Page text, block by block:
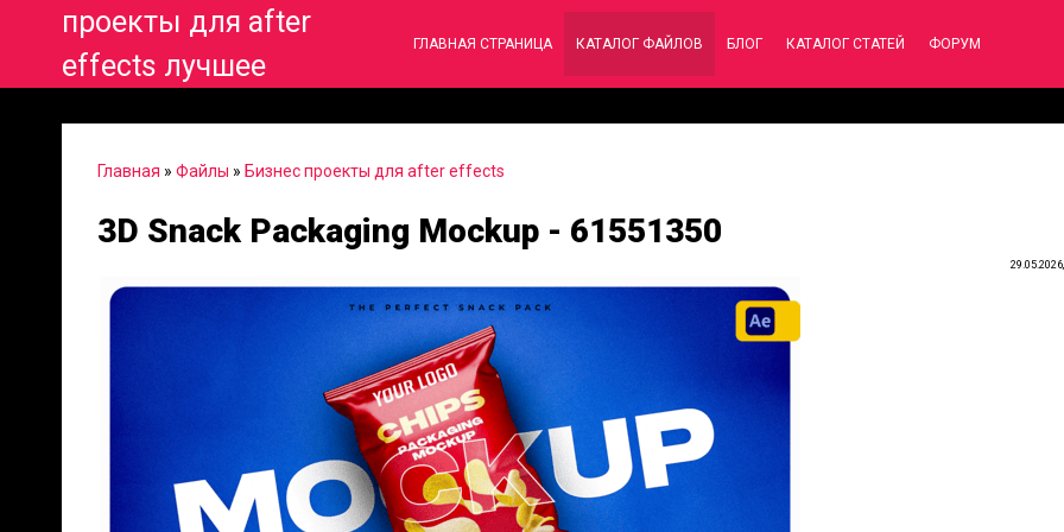
проекты для after
effects лучшее
ГЛАВНАЯ СТРАНИЦА КАТАЛОГ ФАЙЛОВ БЛОГ КАТАЛОГ СТАТЕЙ ФОРУМ
Главная » Файлы » Бизнес проекты для after effects
3D Snack Packaging Mockup - 61551350